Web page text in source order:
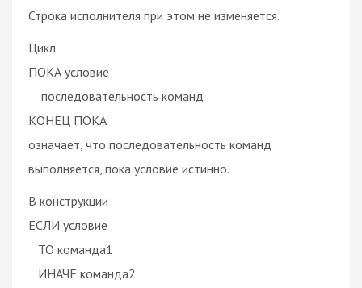
Строка исполнителя при этом не изменяется.
Цикл
ПОКА условие
последовательность команд
КОНЕЦ ПОКА
означает, что последовательность команд
выполняется, пока условие истинно.
В конструкции
ЕСЛИ условие
ТО команда1
ИНАЧЕ команда2